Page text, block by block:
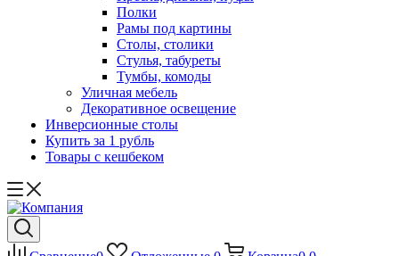
Полки
Рамы под картины
Столы, столики
Стулья, табуреты
Тумбы, комоды
Уличная мебель
Декоративное освещение
Инверсионные столы
Купить за 1 рубль
Товары с кешбеком